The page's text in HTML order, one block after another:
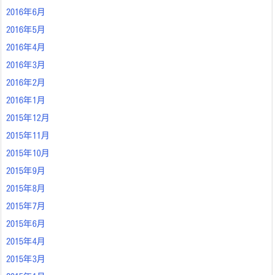
2016年6月
2016年5月
2016年4月
2016年3月
2016年2月
2016年1月
2015年12月
2015年11月
2015年10月
2015年9月
2015年8月
2015年7月
2015年6月
2015年4月
2015年3月